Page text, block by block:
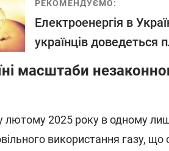
РЕКОМЕНДУЄМО:
Електроенергія в
українців доведеться
масштаби
лютому 2025 року в одному
використання газу,